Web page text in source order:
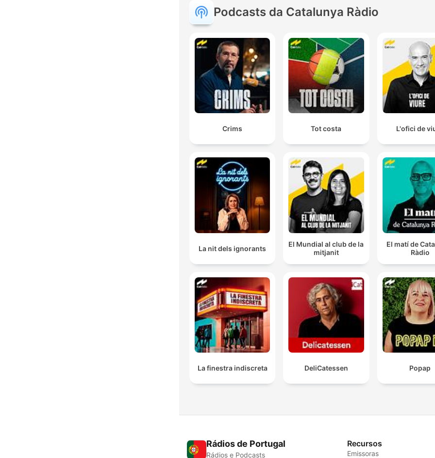
Podcasts da Catalunya Ràdio
Crims Tot costa L'ofici de
La nit dels ignorants
El Mundial al club de la
mitjanit
El matí de
Ràdio
La finestra indiscreta DeliCatessen Popap
Rádios de Portugal
Rádios e Podcasts
Recursos
Emissoras